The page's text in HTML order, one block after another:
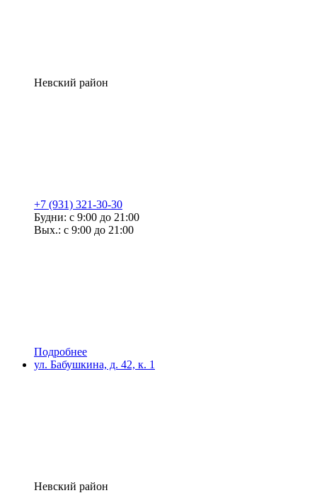
Невский район
+7 (931) 321-30-30
Будни: с 9:00 до 21:00
Вых.: с 9:00 до 21:00
Подробнее
ул. Бабушкина, д. 42, к. 1
Невский район